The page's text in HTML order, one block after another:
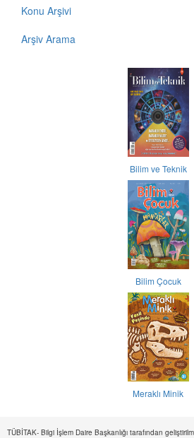
Konu Arşivi
Arşiv Arama
Bilim ve Teknik
Bilim Çocuk
Meraklı Minik
TÜBİTAK- Bilgi İşlem Daire Başkanlığı tarafından